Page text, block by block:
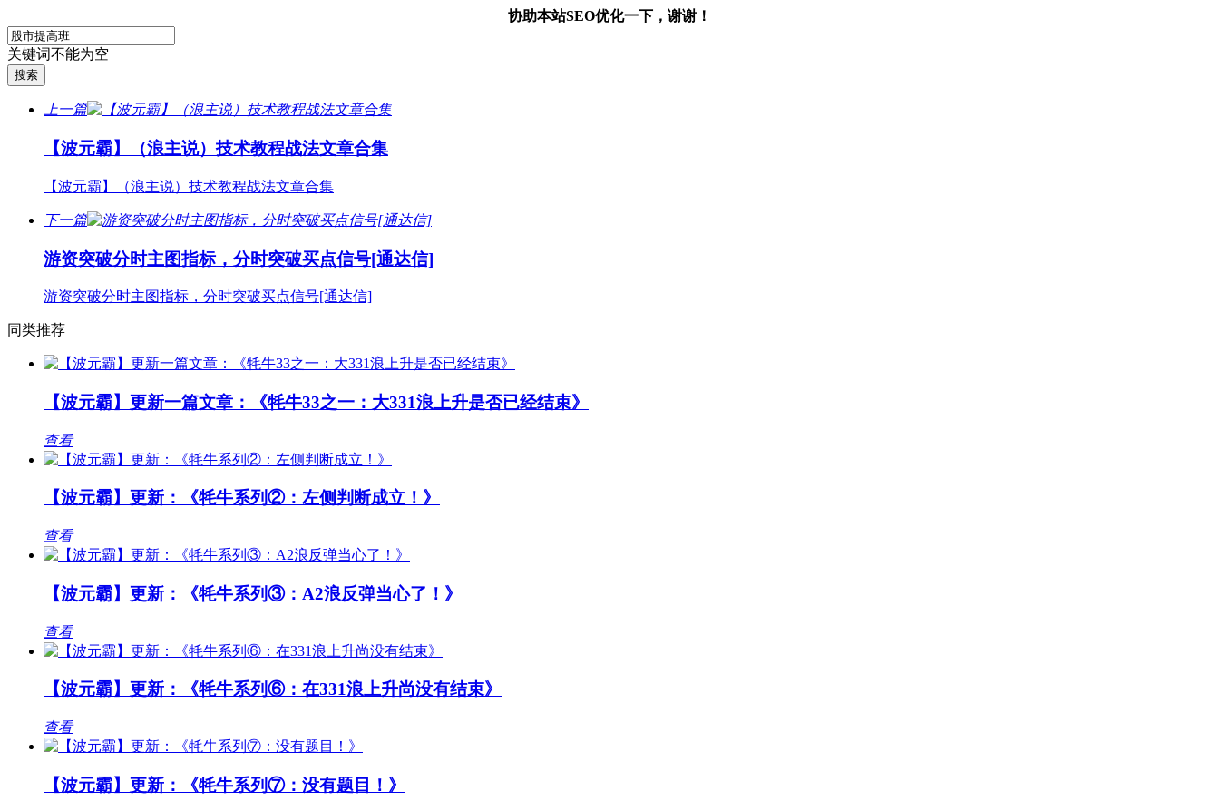
协助本站SEO优化一下，谢谢！
关键词不能为空
上一篇
【波元霸】（浪主说）技术教程战法文章合集
【波元霸】（浪主说）技术教程战法文章合集
下一篇
游资突破分时主图指标，分时突破买点信号[通达信]
游资突破分时主图指标，分时突破买点信号[通达信]
同类推荐
【波元霸】更新一篇文章：《牦牛33之一：大331浪上升是否已经结束》
查看
【波元霸】更新：《牦牛系列②：左侧判断成立！》
查看
【波元霸】更新：《牦牛系列③：A2浪反弹当心了！》
查看
【波元霸】更新：《牦牛系列⑥：在331浪上升尚没有结束》
查看
【波元霸】更新：《牦牛系列⑦：没有题目！》